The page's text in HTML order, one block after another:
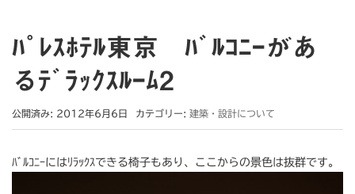
ﾊﾟﾚｽﾎﾃﾙ東京 ﾊﾞﾙｺﾆｰがあ
るﾃﾞﾗｯｸｽﾙｰﾑ2
公開済み: 2012年6月6日 カテゴリー: 建築・設計について
ﾊﾞﾙｺﾆｰにはﾘﾗｯｸｽできる椅子もあり、ここからの景色は抜群です。